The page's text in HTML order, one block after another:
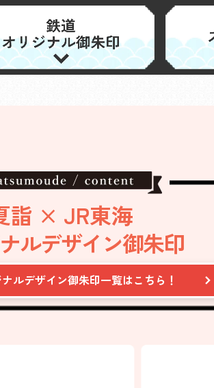
詣 × JR東海
ルデザイン御朱印
ルデザイン御朱印一覧はこちら！